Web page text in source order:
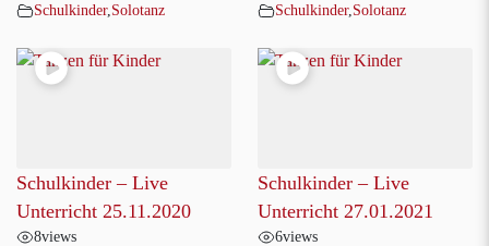
Schulkinder, Solotanz
Schulkinder, Solotanz
Schulkinder – Live
Unterricht 25.11.2020
8views
Schulkinder – Live
Unterricht 27.01.2021
6views